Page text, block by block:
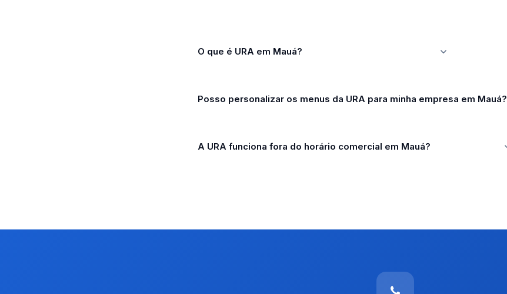
O que é URA em Mauá?
Posso personalizar os menus da URA para minha empresa em Mauá?
A URA funciona fora do horário comercial em Mauá?